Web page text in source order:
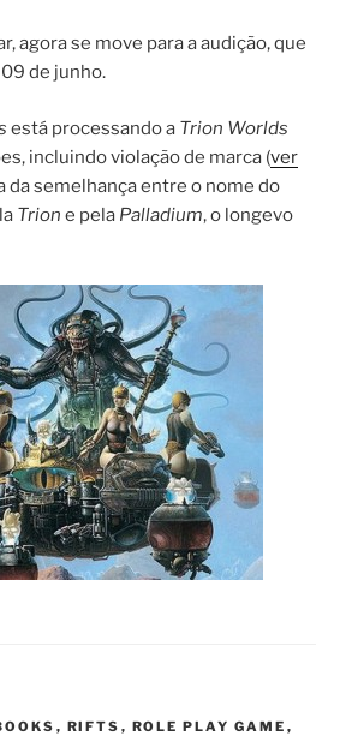
agora se move para a audição, que
de junho.
está processando a Trion Worlds
incluindo violação de marca (ver
da semelhança entre o nome do
Trion e pela Palladium, o longevo
, RIFTS , ROLE PLAY GAME ,